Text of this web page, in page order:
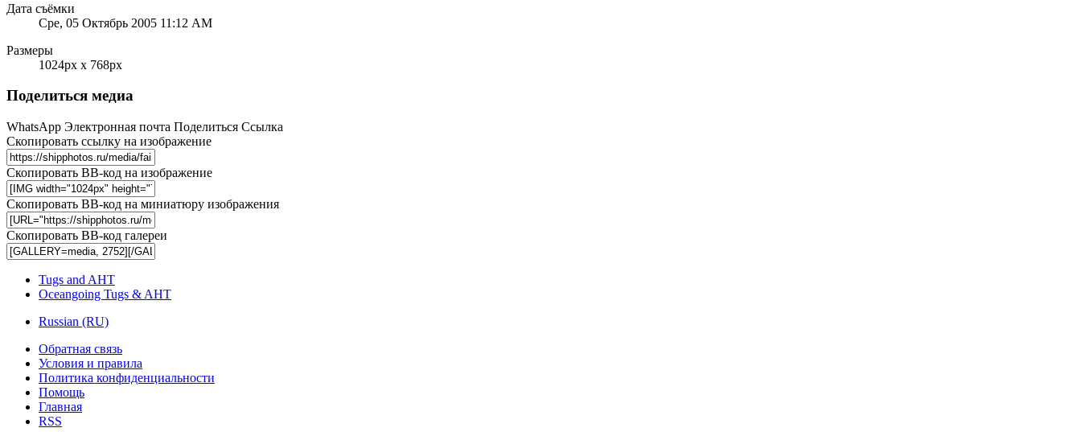
Дата съёмки
Сре, 05 Октябрь 2005 11:12 AM
Размеры
1024px x 768px
Поделиться медиа
WhatsApp Электронная почта Поделиться Ссылка
Скопировать ссылку на изображение
Скопировать BB-код на изображение
Скопировать BB-код на миниатюру изображения
Скопировать BB-код галереи
Tugs and AHT
Oceangoing Tugs & AHT
Russian (RU)
Обратная связь
Условия и правила
Политика конфиденциальности
Помощь
Главная
RSS